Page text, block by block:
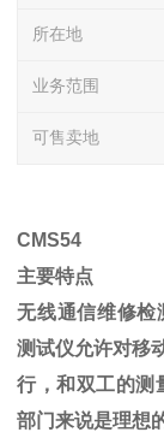
所在地
业务范围
可售卖地
CMS54
主要特点
无线通信维修检
测试仪允许对移
行，和双工的测
部门来说是理想